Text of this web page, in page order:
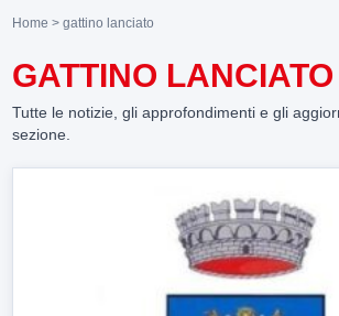
Home > gattino lanciato
GATTINO LANCIATO
Tutte le notizie, gli approfondimenti e gli
sezione.